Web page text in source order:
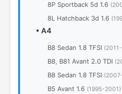
8P Sportback 5d 1.6
8L Hatchback 3d 1.6
• A4
B8 Sedan 1.8 TFSI
B8, B81 Avant 2.0 TDI
B8 Sedan 1.8 TFSI
B5 Avant 1.6 (1995-2001)